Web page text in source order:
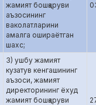
жамият бошқаруви
аъзосининг
ваколатларини
амалга ошираётган
шахс;
3) ушбу жамият
кузатув кенгашининг
аъзоси, жамият
директорининг ёхуд
жамият бошқаруви